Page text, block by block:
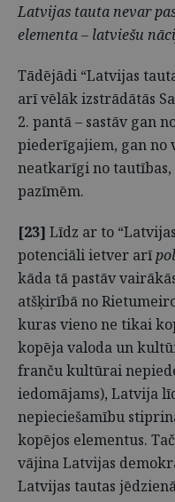
Latvijas tauta nevar
elementa – latviešu
Tādējādi “Latvijas
arī vēlāk izstrādātās
2. pantā – sastāv gan
piederīgajiem, gan no
neatkarīgi no tautības,
pazīmēm.
[23] Līdz ar to
potenciāli ietver arī
kāda tā pastāv
atšķirībā no
kuras vieno ne tikai
kopēja valoda un
franču kultūrai
iedomājams), Latvija
nepieciešamību
kopējos elementus.
vājina Latvijas
Latvijas tautas